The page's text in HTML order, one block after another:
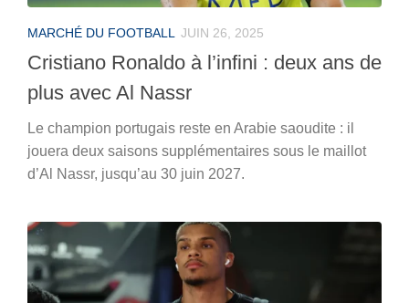
MARCHÉ DU FOOTBALL JUIN 26, 2025
Cristiano Ronaldo à l’infini : deux ans de
plus avec Al Nassr
Le champion portugais reste en Arabie saoudite : il
jouera deux saisons supplémentaires sous le maillot
d’Al Nassr, jusqu’au 30 juin 2027.